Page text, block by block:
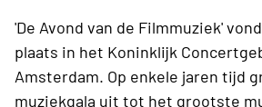
'De Avond van de Filmmuziek'
plaats in het Koninklijk
Amsterdam. Op enkele jaren tijd
muziekgala uit tot het grootste